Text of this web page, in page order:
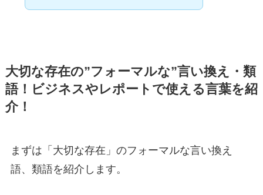
大切な存在の”フォーマルな”言い換え・類
語！ビジネスやレポートで使える言葉を紹
介！
まずは「大切な存在」のフォーマルな言い換え
語、類語を紹介します。